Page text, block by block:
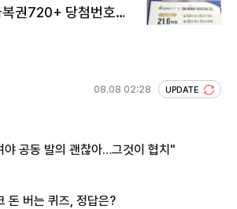
권720+ 당첨번호조
08.08 02:28 UPDATE
공동 발의 괜찮아…그것이 협치"
돈 버는 퀴즈, 정답은?